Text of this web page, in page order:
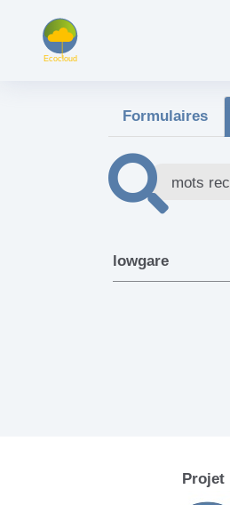
Aller au contenu principal
Formulaires
lowgare
Projet